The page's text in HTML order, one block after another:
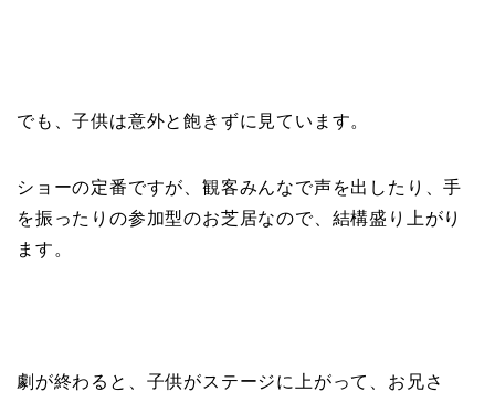
でも、子供は意外と飽きずに見ています。
ショーの定番ですが、観客みんなで声を出したり、手
を振ったりの参加型のお芝居なので、結構盛り上がり
ます。
劇が終わると、子供がステージに上がって、お兄さ